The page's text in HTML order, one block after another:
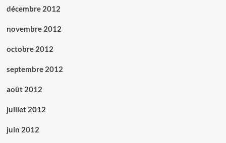
décembre 2012
novembre 2012
octobre 2012
septembre 2012
août 2012
juillet 2012
juin 2012